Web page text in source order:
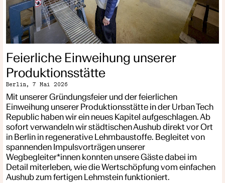
Feierliche Einweihung unserer
Produktionsstätte
Berlin,7 Mai 2026
Mit unserer Gründungsfeier und der feierlichen
Einweihung unserer Produktionsstätte in der Urban Tech
Republic haben wir ein neues Kapitel aufgeschlagen. Ab
sofort verwandeln wir städtischen Aushub direkt vor Ort
in Berlin in regenerative Lehmbaustoffe. Begleitet von
spannenden Impulsvorträgen unserer
Wegbegleiter*innen konnten unsere Gäste dabei im
Detail miterleben, wie die Wertschöpfung vom einfachen
Aushub zum fertigen Lehmstein funktioniert.